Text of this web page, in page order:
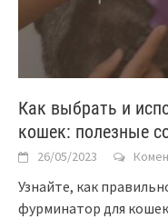
Как выбрать и
кошек: полезные
26/05/2023
Узнайте, как
фурминатор для